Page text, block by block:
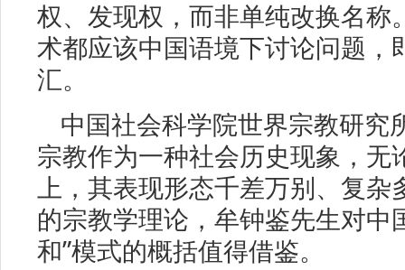
权、发现权，而非单纯改换名称
术都应该中国语境下讨论问题，
汇。
中国社会科学院世界宗教研究
宗教作为一种社会历史现象，无
上，其表现形态千差万别、复
的宗教学理论，牟钟鉴先生对中
和”模式的概括值得借鉴。